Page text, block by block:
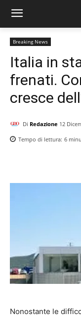
Breaking News
Italia in
frenati.
cresce
Di Redazione 12
Tempo di lettura: 6
Nonostante le